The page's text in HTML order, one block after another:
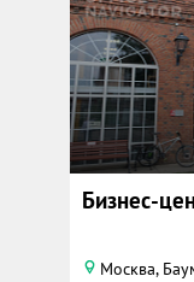
Бизнес-
Москва,